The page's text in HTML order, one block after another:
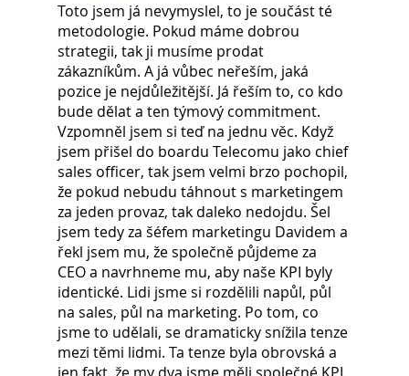
Toto jsem já nevymyslel, to je součást té
metodologie. Pokud máme dobrou
strategii, tak ji musíme prodat
zákazníkům. A já vůbec neřeším, jaká
pozice je nejdůležitější. Já řeším to, co kdo
bude dělat a ten týmový commitment.
Vzpomněl jsem si teď na jednu věc. Když
jsem přišel do boardu Telecomu jako chief
sales officer, tak jsem velmi brzo pochopil,
že pokud nebudu táhnout s marketingem
za jeden provaz, tak daleko nedojdu. Šel
jsem tedy za šéfem marketingu Davidem a
řekl jsem mu, že společně půjdeme za
CEO a navrhneme mu, aby naše KPI byly
identické. Lidi jsme si rozdělili napůl, půl
na sales, půl na marketing. Po tom, co
jsme to udělali, se dramaticky snížila tenze
mezi těmi lidmi. Ta tenze byla obrovská a